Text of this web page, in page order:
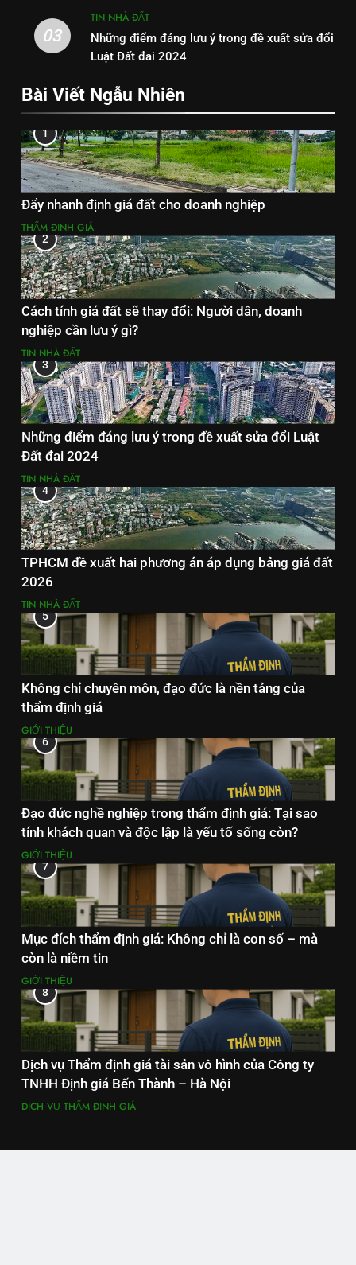
03
TIN NHÀ ĐẤT
Những điểm đáng lưu ý trong đề xuất sửa đổi
Luật Đất đai 2024
Bài Viết Ngẫu Nhiên
1
Đẩy nhanh định giá đất cho doanh nghiệp
THẨM ĐỊNH GIÁ
2
Cách tính giá đất sẽ thay đổi: Người dân, doanh
nghiệp cần lưu ý gì?
TIN NHÀ ĐẤT
3
Những điểm đáng lưu ý trong đề xuất sửa đổi Luật
Đất đai 2024
TIN NHÀ ĐẤT
4
TPHCM đề xuất hai phương án áp dụng bảng giá đất
2026
TIN NHÀ ĐẤT
5
Không chỉ chuyên môn, đạo đức là nền tảng của
thẩm định giá
GIỚI THIỆU
6
Đạo đức nghề nghiệp trong thẩm định giá: Tại sao
tính khách quan và độc lập là yếu tố sống còn?
GIỚI THIỆU
7
Mục đích thẩm định giá: Không chỉ là con số – mà
còn là niềm tin
GIỚI THIỆU
8
Dịch vụ Thẩm định giá tài sản vô hình của Công ty
TNHH Định giá Bến Thành – Hà Nội
DỊCH VỤ THẨM ĐỊNH GIÁ